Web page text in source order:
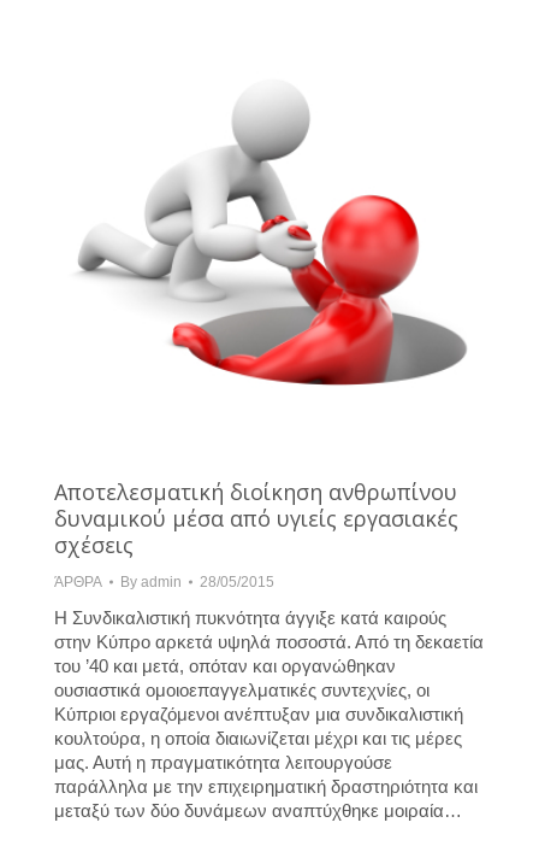
Αποτελεσματική διοίκηση ανθρωπίνου
δυναμικού μέσα από υγιείς εργασιακές
σχέσεις
ΆΡΘΡΑ By admin 28/05/2015
Η Συνδικαλιστική πυκνότητα άγγιξε κατά καιρούς
στην Κύπρο αρκετά υψηλά ποσοστά. Από τη δεκαετία
του ’40 και μετά, οπόταν και οργανώθηκαν
ουσιαστικά ομοιοεπαγγελματικές συντεχνίες, οι
Κύπριοι εργαζόμενοι ανέπτυξαν μια συνδικαλιστική
κουλτούρα, η οποία διαιωνίζεται μέχρι και τις μέρες
μας. Αυτή η πραγματικότητα λειτουργούσε
παράλληλα με την επιχειρηματική δραστηριότητα και
μεταξύ των δύο δυνάμεων αναπτύχθηκε μοιραία…